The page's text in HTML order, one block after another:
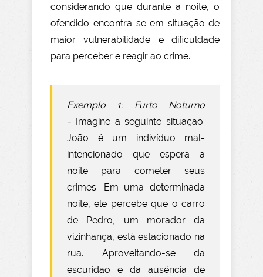
considerando que durante a noite, o
ofendido encontra-se em situação de
maior vulnerabilidade e dificuldade
para perceber e reagir ao crime.
Exemplo 1: Furto Noturno
- Imagine a seguinte situação:
João é um indivíduo mal-
intencionado que espera a
noite para cometer seus
crimes. Em uma determinada
noite, ele percebe que o carro
de Pedro, um morador da
vizinhança, está estacionado na
rua. Aproveitando-se da
escuridão e da ausência de